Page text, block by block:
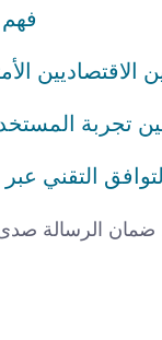
الاقتصاديين
تجربة
التقني
، ضمان الرسالة